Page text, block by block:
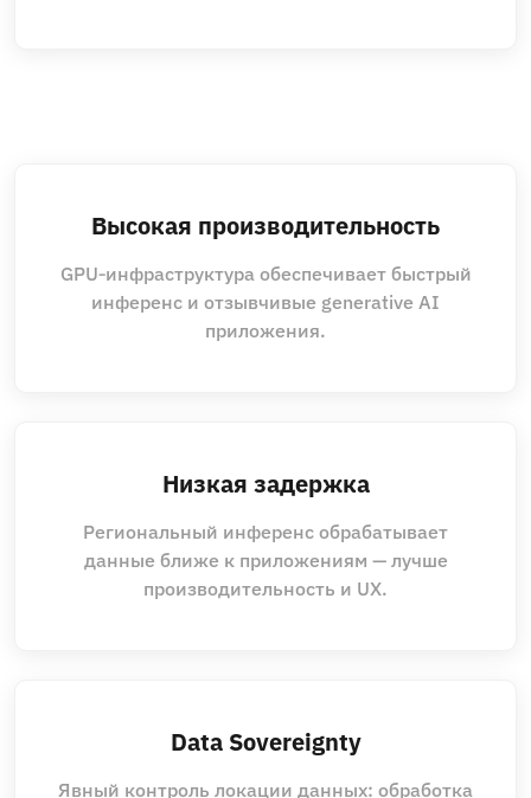
Высокая производительность
GPU‑инфраструктура обеспечивает быстрый
инференс и отзывчивые generative AI
приложения.
Низкая задержка
Региональный инференс обрабатывает
данные ближе к приложениям — лучше
производительность и UX.
Data Sovereignty
Явный контроль локации данных: обработка